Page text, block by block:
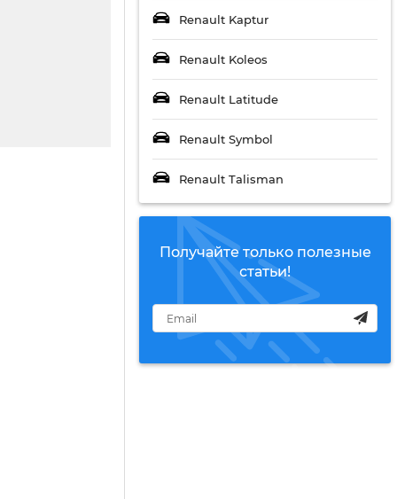
Renault Kaptur
Renault Koleos
Renault Latitude
Renault Symbol
Renault Talisman
Получайте только полезные
статьи!